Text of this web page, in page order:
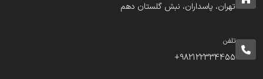
تهران، پاسداران، نبش گلستان دهم
تلفن
982122334455+